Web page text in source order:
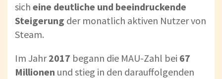
sich eine deutliche und beeindruckende
Steigerung der monatlich aktiven Nutzer von
Steam.
Im Jahr2017 begann die MAU-Zahl bei 67
Millionen und stieg in den darauffolgenden